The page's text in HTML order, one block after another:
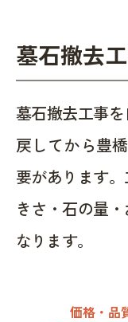
墓石撤去
墓石撤去工事
戻してから豊
要があります
きさ・石の量
なります。
価格・品